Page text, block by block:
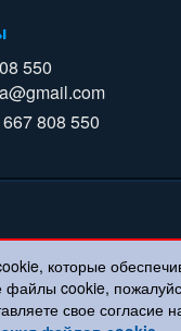
550
808 550
которые
cookie,
свое